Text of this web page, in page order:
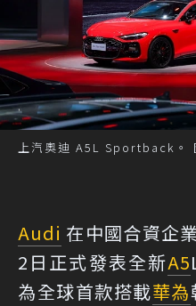
上汽奧迪 A5L Sportback。
Audi 在中國合資企
2日正式發表全新A5
為全球首款搭載華為